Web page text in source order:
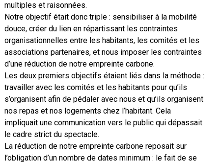
multiples et raisonnées.
Notre objectif était donc triple : sensibiliser à la mobilité
douce, créer du lien en répartissant les contraintes
organisationnelles entre les habitants, les comités et les
associations partenaires, et nous imposer les contraintes
d’une réduction de notre empreinte carbone.
Les deux premiers objectifs étaient liés dans la méthode :
travailler avec les comités et les habitants pour qu’ils
s’organisent afin de pédaler avec nous et qu’ils organisent
nos repas et nos logements chez l’habitant. Cela
impliquait une communication vers le public qui dépassait
le cadre strict du spectacle.
La réduction de notre empreinte carbone reposait sur
l’obligation d’un nombre de dates minimum : le fait de se